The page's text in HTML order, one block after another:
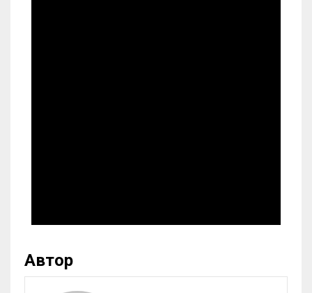
Автор